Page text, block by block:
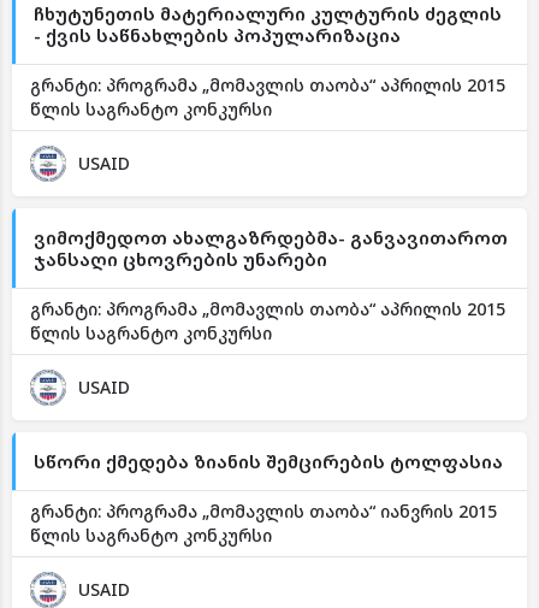
ჩხუტუნეთის მატერიალური კულტურის ძეგლის
- ქვის საწნახლების პოპულარიზაცია
გრანტი: პროგრამა „მომავლის თაობა“ აპრილის 2015
წლის საგრანტო კონკურსი
USAID
ვიმოქმედოთ ახალგაზრდებმა- განვავითაროთ
ჯანსაღი ცხოვრების უნარები
გრანტი: პროგრამა „მომავლის თაობა“ აპრილის 2015
წლის საგრანტო კონკურსი
USAID
სწორი ქმედება ზიანის შემცირების ტოლფასია
გრანტი: პროგრამა „მომავლის თაობა“ იანვრის 2015
წლის საგრანტო კონკურსი
USAID